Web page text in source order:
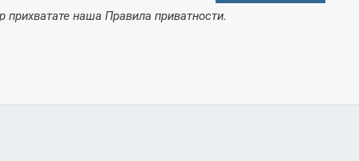
прихватате наша Правила приватности.